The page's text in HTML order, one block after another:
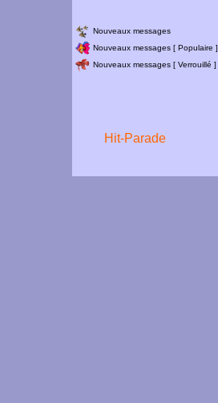
Nouveaux messages
Nouveaux messages [ Populaire ]
Nouveaux messages [ Verrouillé ]